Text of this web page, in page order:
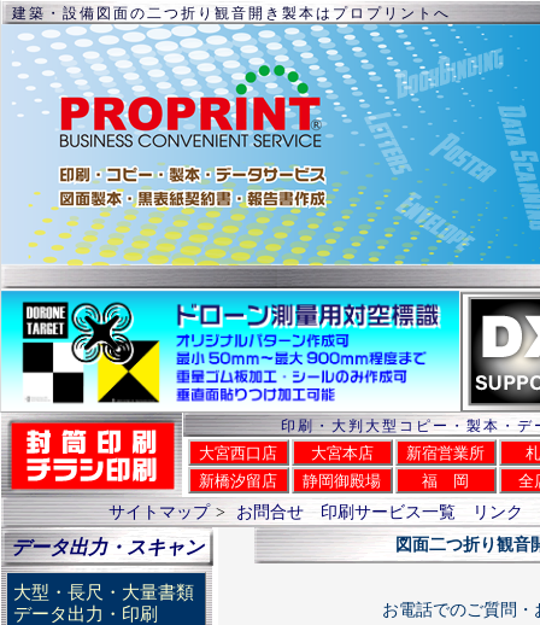
建築・設備図面の二つ折り観音開き製本はプロプリントへ
印刷・大判大型コピー・製本・
大宮西口店 大宮本店 新宿営業所
新橋汐留店
静岡御殿場 福 岡
全
サイトマップ > お問合せ 印刷サービス一覧 リンク
データ出力・スキャン
大型・長尺・大量書類
データ出力・印刷
図面二つ折り観
お電話でのご質問